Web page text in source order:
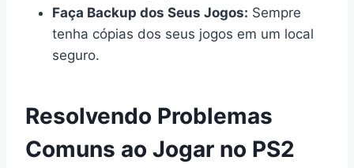
Faça Backup dos Seus Jogos: Sempre
tenha cópias dos seus jogos em um local
seguro.
Resolvendo Problemas
Comuns ao Jogar no PS2